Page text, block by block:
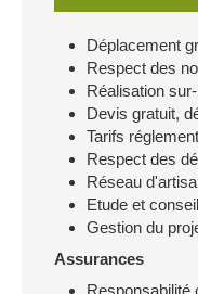
Déplacement
Respect des
Réalisation
Devis gratuit,
Tarifs
Respect des
Réseau
Etude et
Gestion du
Assurances